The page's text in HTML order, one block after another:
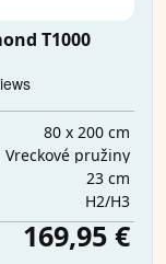
T1000
80 x 200 cm
Vreckové pružiny
23 cm
H2/H3
169,95 €